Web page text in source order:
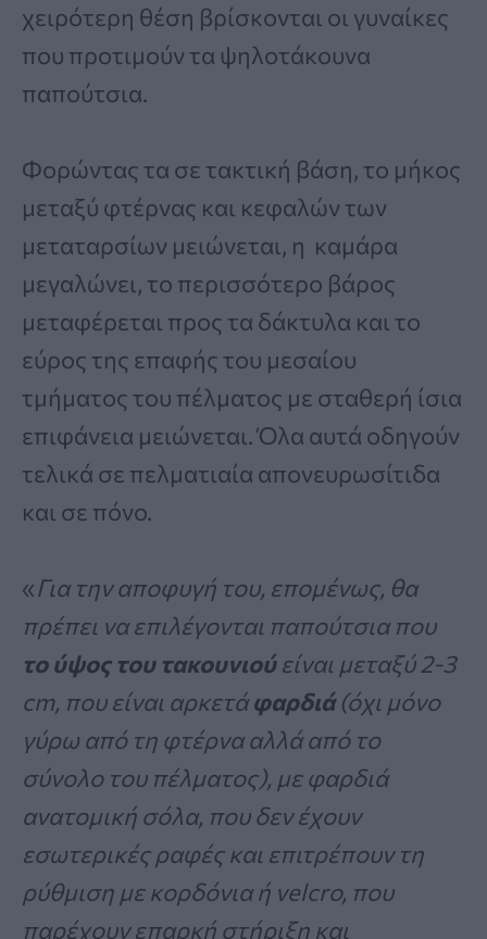
χειρότερη θέση βρίσκονται οι γυναίκες
που προτιμούν τα ψηλοτάκουνα
παπούτσια.
Φορώντας τα σε τακτική βάση, το μήκος
μεταξύ φτέρνας και κεφαλών των
μεταταρσίων μειώνεται, η καμάρα
μεγαλώνει, το περισσότερο βάρος
μεταφέρεται προς τα δάκτυλα και το
εύρος της επαφής του μεσαίου
τμήματος του πέλματος με σταθερή ίσια
επιφάνεια μειώνεται. Όλα αυτά οδηγούν
τελικά σε πελματιαία απονευρωσίτιδα
και σε πόνο.
«Για την αποφυγή του, επομένως, θα
πρέπει να επιλέγονται παπούτσια που
το ύψος του τακουνιούείναι μεταξύ 2-3
cm, που είναι αρκετάφαρδιά(όχι μόνο
γύρω από τη φτέρνα αλλά από το
σύνολο του πέλματος), με φαρδιά
ανατομική σόλα, που δεν έχουν
εσωτερικές ραφές και επιτρέπουν τη
ρύθμιση με κορδόνια ή velcro, που
παρέχουν επαρκή στήριξη και